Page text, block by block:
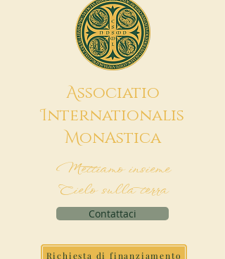
Associatio
Internationalis
MonAstica
Mettiamo insieme
Cielo sulla terra
Contattaci
Richiesta di finanziamento